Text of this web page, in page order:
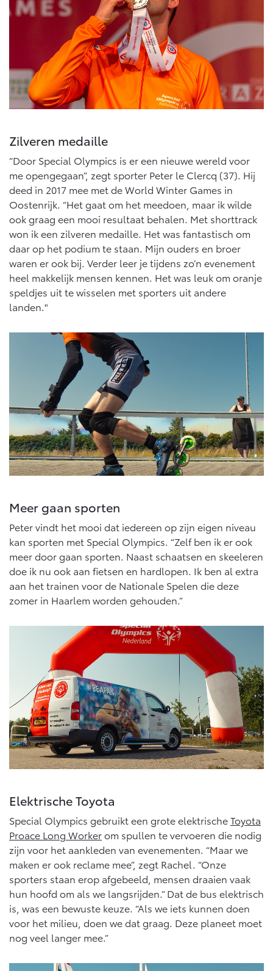
Zilveren medaille
“Door Special Olympics is er een nieuwe wereld voor
me opengegaan”, zegt sporter Peter le Clercq (37). Hij
deed in 2017 mee met de World Winter Games in
Oostenrijk. “Het gaat om het meedoen, maar ik wilde
ook graag een mooi resultaat behalen. Met shorttrack
won ik een zilveren medaille. Het was fantastisch om
daar op het podium te staan. Mijn ouders en broer
waren er ook bij. Verder leer je tijdens zo’n evenement
heel makkelijk mensen kennen. Het was leuk om oranje
speldjes uit te wisselen met sporters uit andere
landen."
Meer gaan sporten
Peter vindt het mooi dat iedereen op zijn eigen niveau
kan sporten met Special Olympics. “Zelf ben ik er ook
meer door gaan sporten. Naast schaatsen en skeeleren
doe ik nu ook aan fietsen en hardlopen. Ik ben al extra
aan het trainen voor de Nationale Spelen die deze
zomer in Haarlem worden gehouden.”
Elektrische Toyota
Special Olympics gebruikt een grote elektrischeToyota
Proace Long Workerom spullen te vervoeren die nodig
zijn voor het aankleden van evenementen. “Maar we
maken er ook reclame mee”, zegt Rachel. “Onze
sporters staan erop afgebeeld, mensen draaien vaak
hun hoofd om als we langsrijden.” Dat de bus elektrisch
is, was een bewuste keuze. “Als we iets kunnen doen
voor het milieu, doen we dat graag. Deze planeet moet
nog veel langer mee.”